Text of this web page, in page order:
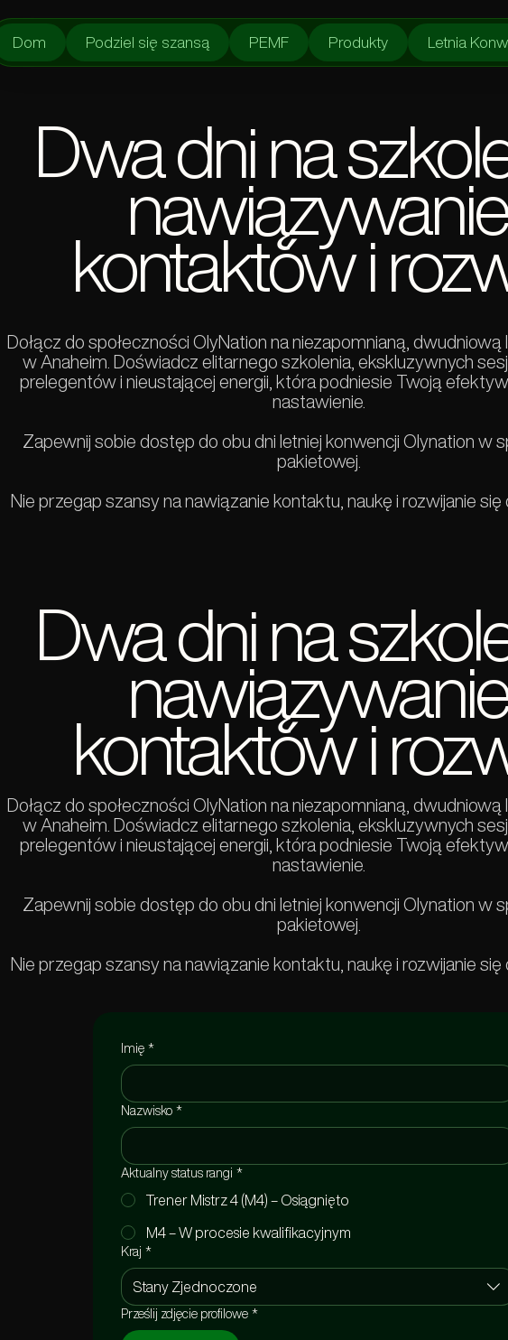
Dom Podziel się szansą PEMF Produkty Letnia
Dwa dni na
kontaktów i
Dołącz do społeczności OlyNation na niezapomnianą,
w Anaheim. Doświadcz elitarnego szkolenia, ekskluzywnych
prelegentów i nieustającej energii, która podniesie Twoją
nastawienie.
Zapewnij sobie dostęp do obu dni letniej konwencji Olynation w
pakietowej.
Nie przegap szansy na nawiązanie kontaktu, naukę i rozwijanie się
Dwa dni na
kontaktów i
Dołącz do społeczności OlyNation na niezapomnianą,
w Anaheim. Doświadcz elitarnego szkolenia, ekskluzywnych
prelegentów i nieustającej energii, która podniesie Twoją
nastawienie.
Zapewnij sobie dostęp do obu dni letniej konwencji Olynation w
pakietowej.
Nie przegap szansy na nawiązanie kontaktu, naukę i rozwijanie się
Imię *
Nazwisko *
Aktualny status rangi *
Trener Mistrz 4 (M4) – Osiągnięto
M4 – W procesie kwalifikacyjnym
Kraj *
Stany Zjednoczone
Prześlij zdjęcie profilowe *